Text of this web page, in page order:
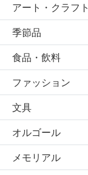
アート・クラフト
季節品
食品・飲料
ファッション
文具
オルゴール
メモリアル